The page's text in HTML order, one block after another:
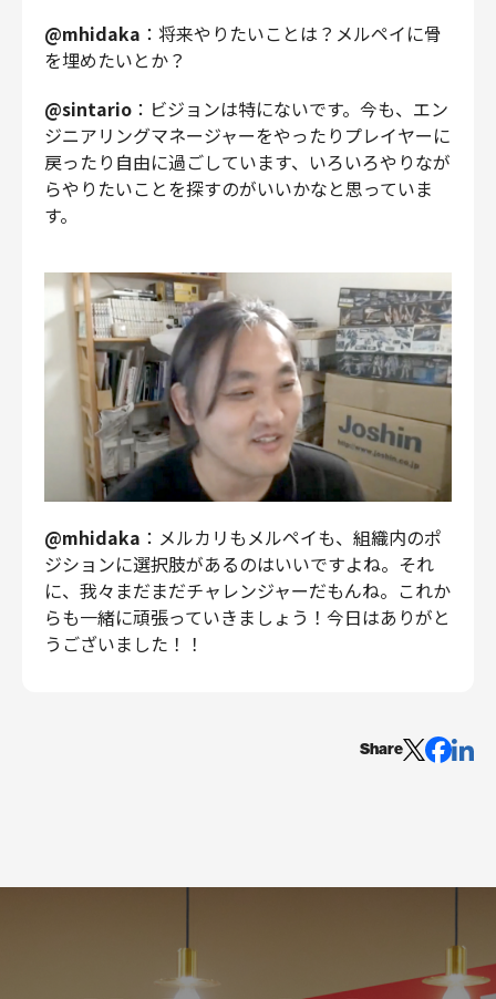
@mhidaka ：将来やりたいことは？メルペイに骨
を埋めたいとか？
@sintario ：ビジョンは特にないです。今も、エン
ジニアリングマネージャーをやったりプレイヤーに
戻ったり自由に過ごしています、いろいろやりなが
らやりたいことを探すのがいいかなと思っていま
す。
@mhidaka ：メルカリもメルペイも、組織内のポ
ジションに選択肢があるのはいいですよね。それ
に、我々まだまだチャレンジャーだもんね。これか
らも一緒に頑張っていきましょう！今日はありがと
うございました！！
Share